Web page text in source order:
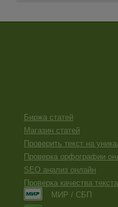
Биржа статей
Магазин статей
Проверить текст на
Проверка орфографии
SEO анализ онлайн
Проверка качества текста
МИР / СБП